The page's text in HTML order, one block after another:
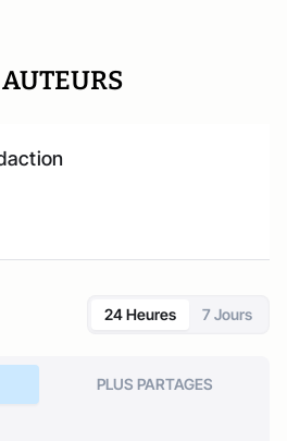
24 Heures 7 Jours
PLUS PARTAGES